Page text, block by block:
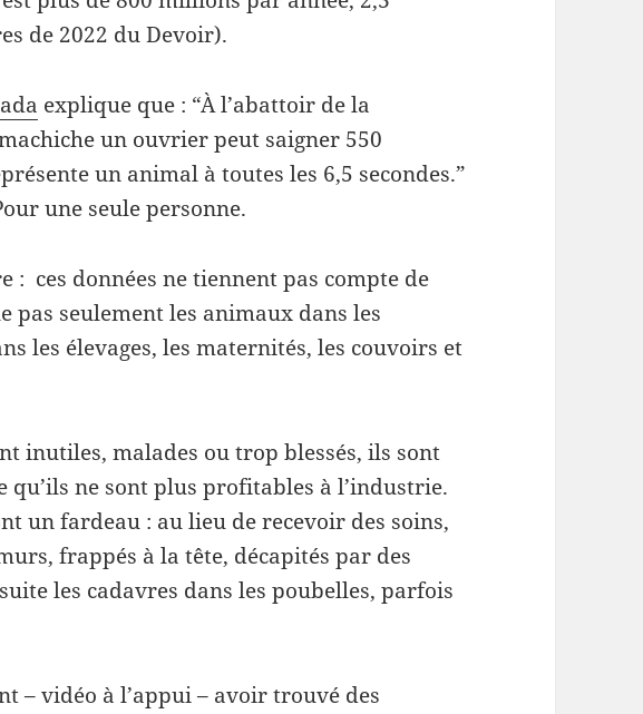
de 2022 du Devoir).
explique que : “À l’abattoir de la
un ouvrier peut saigner 550
un animal à toutes les 6,5 secondes.”
une seule personne.
: ces données ne tiennent pas compte de
pas seulement les animaux dans les
les élevages, les maternités, les couvoirs et
inutiles, malades ou trop blessés, ils sont
qu’ils ne sont plus profitables à l’industrie.
un fardeau : au lieu de recevoir des soins,
frappés à la tête, décapités par des
les cadavres dans les poubelles, parfois
– vidéo à l’appui – avoir trouvé des